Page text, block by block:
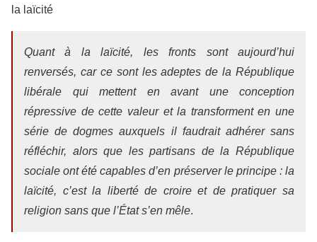
la laïcité
Quant à la laïcité, les fronts sont aujourd’hui
renversés, car ce sont les adeptes de la République
libérale qui mettent en avant une conception
répressive de cette valeur et la transforment en une
série de dogmes auxquels il faudrait adhérer sans
réfléchir, alors que les partisans de la République
sociale ont été capables d’en préserver le principe : la
laïcité, c’est la liberté de croire et de pratiquer sa
religion sans que l’État s’en mêle.